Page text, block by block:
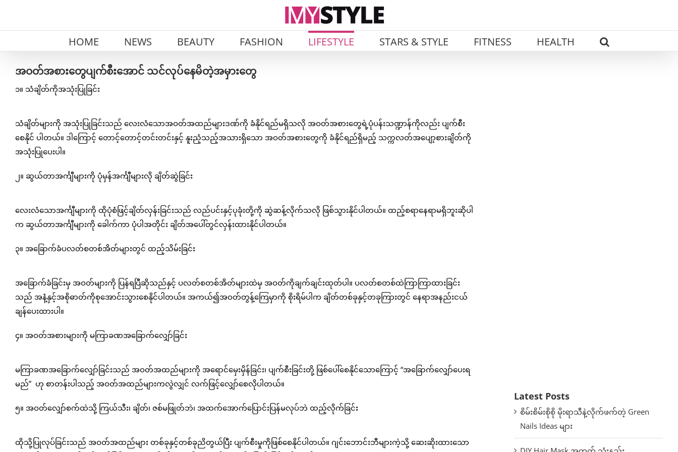
HOME NEWS BEAUTY FASHION LIFESTYLE STARS & STYLE FITNESS HEALTH
အဝတ်အစားတွေပျက်စီးအောင် သင်လုပ်နေမိတဲ့အမှားတွေ
၁။ သံချိတ်ကိုအသုံးပြုခြင်း
သံချိတ်များကို အသုံးပြုခြင်းသည် လေးလံသောအဝတ်အထည်များဒဏ်ကို ခံနိုင်ရည်မရှိသလို အဝတ်အစားတွေရဲ့ပုံပန်းသဏ္ဍာန်ကိုလည်း ပျက်စီး
စေနိုင် ပါတယ်။ ဒါကြောင့် တောင့်တောင့်တင်းတင်းနှင့် နူးညံ့သည့်အသားရှိသော အဝတ်အစားတွေကို ခံနိုင်ရည်ရှိမည့် သက္ကလတ်အပျော့စားချိတ်ကို
အသုံးပြုပေးပါ။
၂။ ဆွယ်တာအင်္ကျီများကို ပုံမှန်အင်္ကျီများလို ချိတ်ဆွဲခြင်း
လေးလံသောအင်္ကျီများကို ထိုပုံစံဖြင့်ချိတ်လှန်းခြင်းသည် လည်ပင်းနှင့်ပုခုံးတို့ကို ဆွဲဆန့်လိုက်သလို ဖြစ်သွားနိုင်ပါတယ်။ ထည့်စရာနေရာမရှိဘူးဆိုပါ
က ဆွယ်တာအင်္ကျီများကို ခေါက်ကာ ပုံပါအတိုင်း ချိတ်အပေါ်တွင်လှန်းထားနိုင်ပါတယ်။
၃။ အခြောက်ခံပလတ်စတစ်အိတ်များတွင် ထည့်သိမ်းခြင်း
အခြောက်ခံခြင်းမှ အဝတ်များကို ပြန်ရပြီဆိုသည်နှင့် ပလတ်စတစ်အိတ်များထဲမှ အဝတ်ကိုချက်ချင်းထုတ်ပါ။ ပလတ်စတစ်ထဲကြာကြာထားခြင်း
သည် အနံ့နှင့်အစိုဓာတ်ကိုစုအောင်းသွားစေနိုင်ပါတယ်။ အကယ်၍အဝတ်တွန့်ကြေမှာကို စိုးရိမ်ပါက ချိတ်တစ်ခုနှင့်တခုကြားတွင် နေရာအနည်းငယ်
ချန်ပေးထားပါ။
၄။ အဝတ်အစားများကို မကြာခဏအခြောက်လျှော်ခြင်း
မကြာခဏအခြောက်လျှော်ခြင်းသည် အဝတ်အထည်များကို အရောင်မှေးမှိန်ခြင်း၊ ပျက်စီးခြင်းတို့ ဖြစ်ပေါ်စေနိုင်သောကြောင့် “အခြောက်လျှော်ပေးရ
မည်” ဟု စာတန်းပါသည့် အဝတ်အထည်များကလွဲလျှင် လက်ဖြင့်လျှော်စေလိုပါတယ်။
၅။ အဝတ်လျှော်စက်ထဲသို့ ကြယ်သီး၊ ချိတ်၊ ဇစ်မဖြုတ်ဘဲ၊ အထက်အောက်ပြောင်းပြန်မလုပ်ဘဲ ထည့်လိုက်ခြင်း
ထိုသို့ပြုလုပ်ခြင်းသည် အဝတ်အထည်များ တစ်ခုနှင့်တစ်ခုညိတွယ်ပြီး ပျက်စီးမှုကိုဖြစ်စေနိုင်ပါတယ်။ ဂျင်းဘောင်းဘီများကဲ့သို့ ဆေးဆိုးထားသော
Latest Posts
စိမ်းစိမ်းစိုစို မိုးရာသီနဲ့လိုက်ဖက်တဲ့ Green
Nails Ideas များ